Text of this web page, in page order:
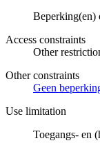
Beperking(en)
Access constraints
Other
Other constraints
Geen
Use limitation
Toegangs- en